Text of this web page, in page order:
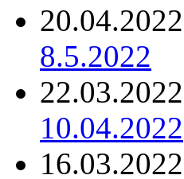
8.5.2022
10.04.2022